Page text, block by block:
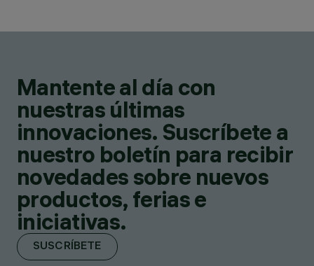
Mantente al día con
nuestras últimas
innovaciones. Suscríbete a
nuestro boletín para recibir
novedades sobre nuevos
productos, ferias e
iniciativas.
SUSCRÍBETE